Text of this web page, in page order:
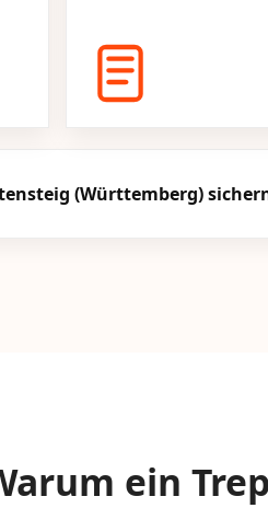
(Württemberg)
ein